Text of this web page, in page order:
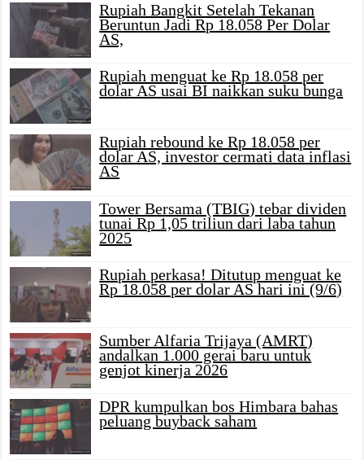
Rupiah Bangkit Setelah Tekanan
Beruntun Jadi Rp 18.058 Per Dolar
AS,
Rupiah menguat ke Rp 18.058 per
dolar AS usai BI naikkan suku bunga
Rupiah rebound ke Rp 18.058 per
dolar AS, investor cermati data inflasi
AS
Tower Bersama (TBIG) tebar dividen
tunai Rp 1,05 triliun dari laba tahun
2025
Rupiah perkasa! Ditutup menguat ke
Rp 18.058 per dolar AS hari ini (9/6)
Sumber Alfaria Trijaya (AMRT)
andalkan 1.000 gerai baru untuk
genjot kinerja 2026
DPR kumpulkan bos Himbara bahas
peluang buyback saham